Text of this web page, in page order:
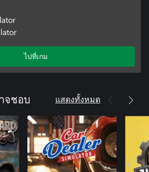
ไปที่เกม
จชอบ แสดงทั้งหมด